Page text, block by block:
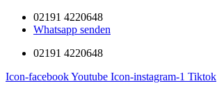
02191 4220648
Whatsapp senden
02191 4220648
Icon-facebookYoutube Icon-instagram-1 Tiktok